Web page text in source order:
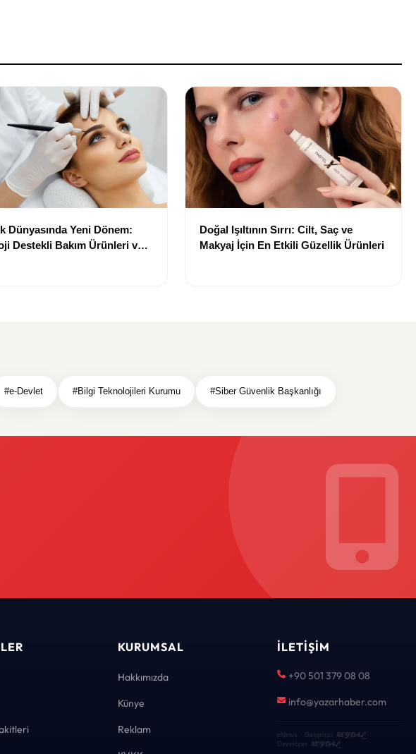
Dünyasında Yeni Dönem:
Destekli Bakım Ürünleri ve
Doğal Işıltının Sırrı: Cilt, Saç ve
Makyaj İçin En Etkili Güzellik Ürünleri
#e-Devlet #Bilgi Teknolojileri Kurumu #Siber Güvenlik Başkanlığı
KURUMSAL
Hakkımızda
Künye
Reklam
İLETIŞIM
+90 501 379 08 08
info@yazarhaber.com
eNews · Geliştirici KEYDAL·
Developer KEYDAL